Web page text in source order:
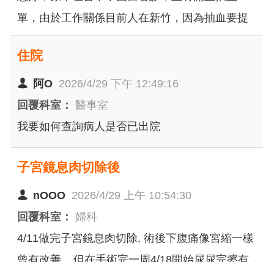
單，由於工作關係目前人在新竹，因為抽血要提
前，不方便連續幾週回去台中，想請問是否可以
在新竹的中國醫抽血，等看診日再回台中就診？
住院
阿O 2026/4/29 下午 12:49:16
回覆科室： 醫事室
我要如何查詢病人是否已出院
子宮鏡息肉切除後
nOOO 2026/4/29 上午 10:54:30
回覆科室： 婦科
4/11做完子宮鏡息肉切除, 術後下腹痛像宮縮一樣
曾有改善... 但在手術完一周4/18開始尿尿完擦有